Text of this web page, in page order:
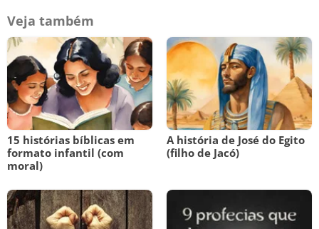
Veja também
15 histórias bíblicas em
formato infantil (com
moral)
A história de José do Egito
(filho de Jacó)